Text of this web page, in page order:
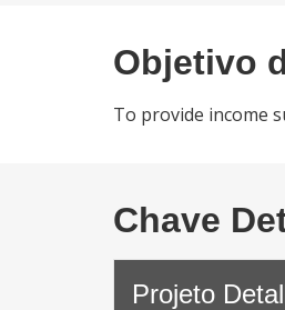
Objetivo
To provide income
Chave
Projeto